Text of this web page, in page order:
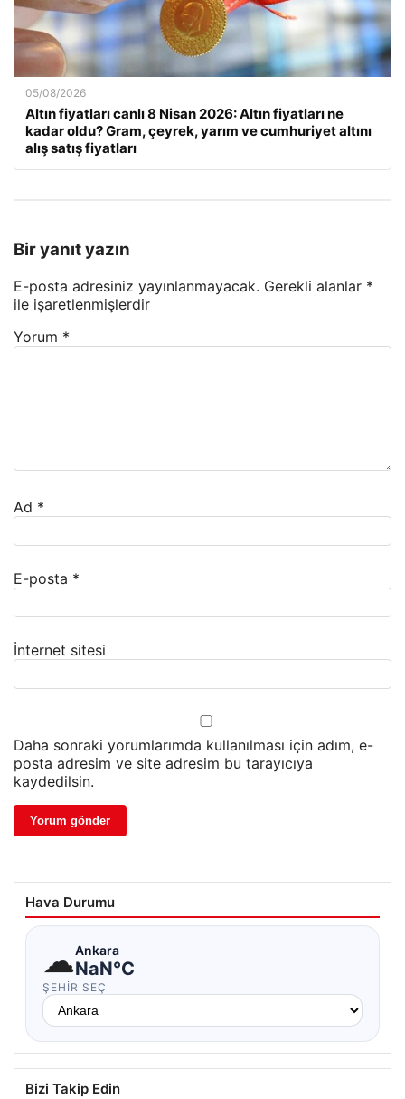
05/08/2026
Altın fiyatları canlı 8 Nisan 2026: Altın fiyatları ne
kadar oldu? Gram, çeyrek, yarım ve cumhuriyet altını
alış satış fiyatları
Bir yanıt yazın
E-posta adresiniz yayınlanmayacak. Gerekli alanlar *
ile işaretlenmişlerdir
Yorum *
Ad *
E-posta *
İnternet sitesi
Daha sonraki yorumlarımda kullanılması için adım, e-
posta adresim ve site adresim bu tarayıcıya
kaydedilsin.
Hava Durumu
☁Ankara
NaN°C
ŞEHIR SEÇ
Bizi Takip Edin